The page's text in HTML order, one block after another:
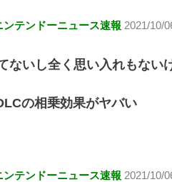
テンドーニュース速報 2021/10/
ないし全く思い入れもない
の相乗効果がヤバい
テンドーニュース速報 2021/10/